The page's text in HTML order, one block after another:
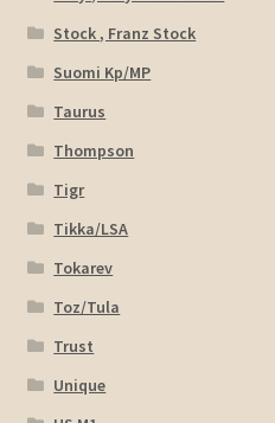
Stock , Franz Stock
Suomi Kp/MP
Taurus
Thompson
Tigr
Tikka/LSA
Tokarev
Toz/Tula
Trust
Unique